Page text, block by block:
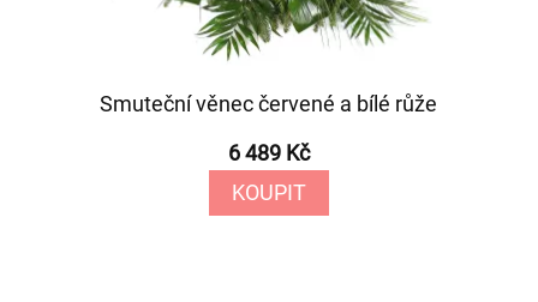
Smuteční věnec červené a bílé růže
6 489 Kč
KOUPIT